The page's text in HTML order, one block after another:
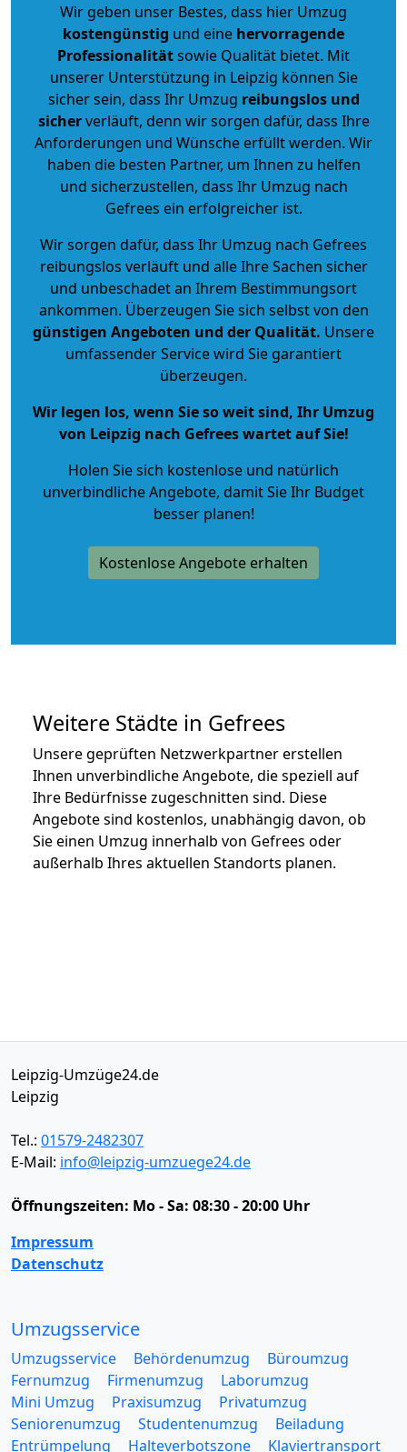
Wir geben unser Bestes, dass hier Umzug
kostengünstig und eine hervorragende
Professionalitätsowie Qualität bietet. Mit
unserer Unterstützung in Leipzig können Sie
sicher sein, dass Ihr Umzug reibungslos und
sicherverläuft, denn wir sorgen dafür, dass Ihre
Anforderungen und Wünsche erfüllt werden. Wir
haben die besten Partner, um Ihnen zu helfen
und sicherzustellen, dass Ihr Umzug nach
Gefrees ein erfolgreicher ist.
Wir sorgen dafür, dass Ihr Umzug nach Gefrees
reibungslos verläuft und alle Ihre Sachen sicher
und unbeschadet an Ihrem Bestimmungsort
ankommen. Überzeugen Sie sich selbst von den
günstigen Angeboten und der Qualität. Unsere
umfassender Service wird Sie garantiert
überzeugen.
Wir legen los, wenn Sie so weit sind, Ihr Umzug
von Leipzig nach Gefrees wartet auf Sie!
Holen Sie sich kostenlose und natürlich
unverbindliche Angebote, damit Sie Ihr Budget
besser planen!
Kostenlose Angebote erhalten
Weitere Städte in Gefrees
Unsere geprüften Netzwerkpartner erstellen
Ihnen unverbindliche Angebote, die speziell auf
Ihre Bedürfnisse zugeschnitten sind. Diese
Angebote sind kostenlos, unabhängig davon, ob
Sie einen Umzug innerhalb von Gefrees oder
außerhalb Ihres aktuellen Standorts planen.
Leipzig-Umzüge24.de
Leipzig
Tel.: 01579-2482307
E-Mail: info@leipzig-umzuege24.de
Öffnungszeiten: Mo - Sa: 08:30 - 20:00 Uhr
Impressum
Datenschutz
Umzugsservice
Umzugsservice Behördenumzug
Büroumzug
Fernumzug
Firmenumzug
Laborumzug
Mini Umzug
Praxisumzug
Privatumzug
Seniorenumzug
Studentenumzug
Beiladung
Entrümpelung
Halteverbotszone
Klaviertransport